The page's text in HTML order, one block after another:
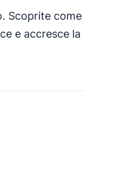
Scoprite come
e accresce la